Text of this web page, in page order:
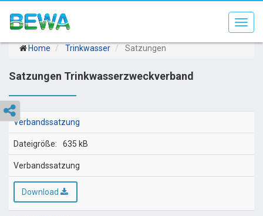
Home
Trinkwasser Satzungen
Satzungen Trinkwasserzweckverband
Verbandssatzung
635 kB
Verbandssatzung
Download